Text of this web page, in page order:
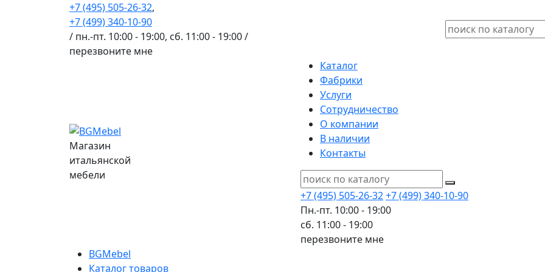
+7 (495) 505-26-32,
+7 (499) 340-10-90
/ пн.-пт. 10:00 - 19:00, сб. 11:00 - 19:00 /
перезвоните мне
Магазин
итальянской
мебели
Каталог
Фабрики
Услуги
Сотрудничество
О компании
В наличии
Контакты
+7 (495) 505-26-32+7 (499) 340-10-90
Пн.-пт. 10:00 - 19:00
сб. 11:00 - 19:00
перезвоните мне
BGMebel
Каталог товаров